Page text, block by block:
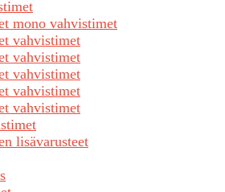
mono vahvistimet
vahvistimet
vahvistimet
vahvistimet
vahvistimet
vahvistimet
lisävarusteet